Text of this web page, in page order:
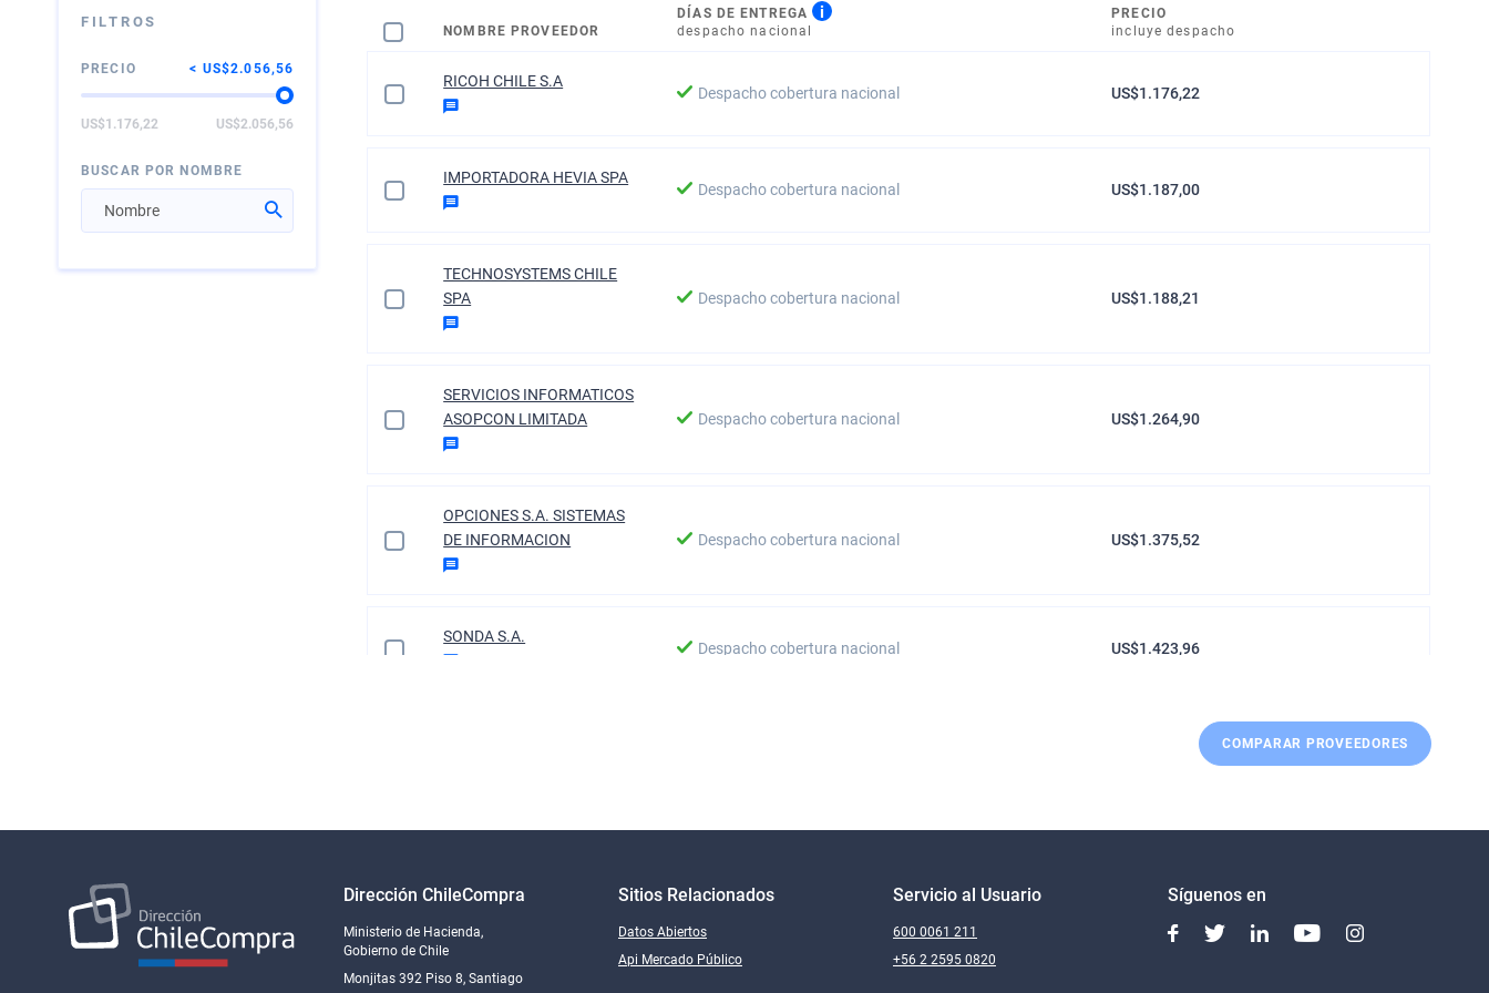
FILTROS
PRECIO US$2.056,56
US$1.176,22 US$2.056,56
BUSCAR POR NOMBRE
NOMBRE PROVEEDOR
DÍAS DE ENTREGA i
despacho nacional
PRECIO
incluye despacho
RICOH CHILE S.A
Despacho cobertura nacional US$1.176,22
IMPORTADORA HEVIA SPA
Despacho cobertura nacional US$1.187,00
TECHNOSYSTEMS CHILE
SPA
Despacho cobertura nacional US$1.188,21
SERVICIOS INFORMATICOS
ASOPCON LIMITADA
Despacho cobertura nacional US$1.264,90
OPCIONES S.A. SISTEMAS
DE INFORMACION
Despacho cobertura nacional US$1.375,52
SONDA S.A.
Despacho cobertura nacional US$1.423,96
US$1.511,25
BOOKCOMPUTER
COMERCIALIZADORA SPA
COMPARAR PROVEEDORES
Dirección ChileCompra
Ministerio de Hacienda,
Gobierno de Chile
Monjitas 392 Piso 8, Santiago
Sitios Relacionados
Datos Abiertos
Api Mercado Público
Servicio al Usuario
600 0061 211
+56 2 2595 0820
Síguenos en